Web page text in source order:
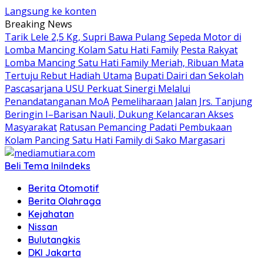
Langsung ke konten
Breaking News
Tarik Lele 2,5 Kg, Supri Bawa Pulang Sepeda Motor di
Lomba Mancing Kolam Satu Hati Family Pesta Rakyat
Lomba Mancing Satu Hati Family Meriah, Ribuan Mata
Tertuju Rebut Hadiah Utama Bupati Dairi dan Sekolah
Pascasarjana USU Perkuat Sinergi Melalui
Penandatanganan MoA Pemeliharaan Jalan Jrs. Tanjung
Beringin I–Barisan Nauli, Dukung Kelancaran Akses
Masyarakat Ratusan Pemancing Padati Pembukaan
Kolam Pancing Satu Hati Family di Sako Margasari
Beli Tema IniIndeks
Berita Otomotif
Berita Olahraga
Kejahatan
Nissan
Bulutangkis
DKI Jakarta